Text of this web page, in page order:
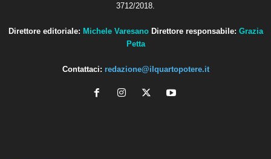
3712/2018.
Direttore editoriale: Michele Varesano Direttore responsabile: Grazia
Petta
Contattaci: redazione@ilquartopotere.it